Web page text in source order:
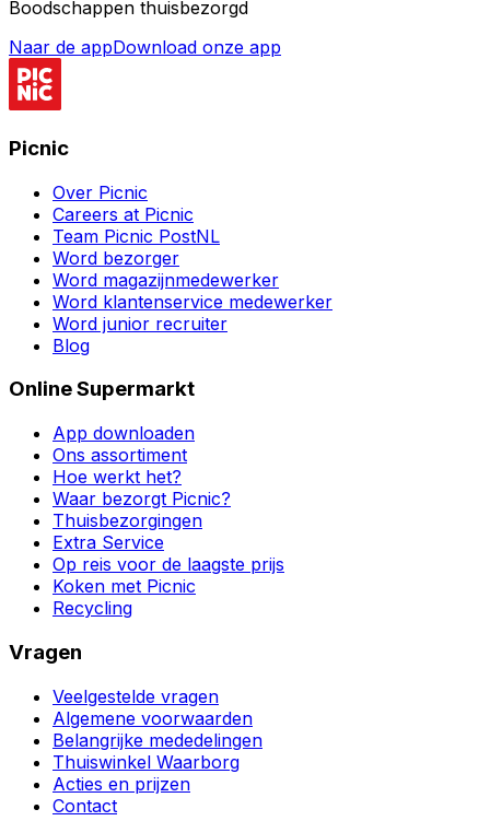
Boodschappen thuisbezorgd
Naar de appDownload onze app
Picnic
Over Picnic
Careers at Picnic
Team Picnic PostNL
Word bezorger
Word magazijnmedewerker
Word klantenservice medewerker
Word junior recruiter
Blog
Online Supermarkt
App downloaden
Ons assortiment
Hoe werkt het?
Waar bezorgt Picnic?
Thuisbezorgingen
Extra Service
Op reis voor de laagste prijs
Koken met Picnic
Recycling
Vragen
Veelgestelde vragen
Algemene voorwaarden
Belangrijke mededelingen
Thuiswinkel Waarborg
Acties en prijzen
Contact